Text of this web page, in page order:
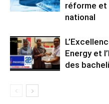
réforme et
national
Energy et
des